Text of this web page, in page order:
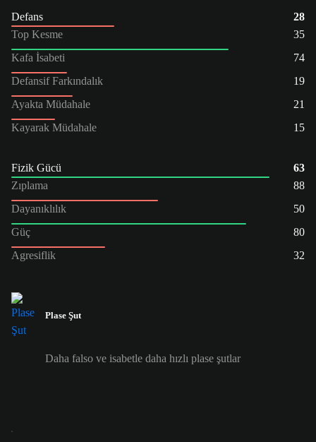
Defans
28
Top Kesme
35
Kafa İsabeti
74
Defansif Farkındalık
19
Ayakta Müdahale
21
Kayarak Müdahale
15
Fizik Gücü
63
Zıplama
88
Dayanıklılık
50
Güç
80
Agresiflik
32
Plase Şut
Daha falso ve isabetle daha hızlı plase şutlar